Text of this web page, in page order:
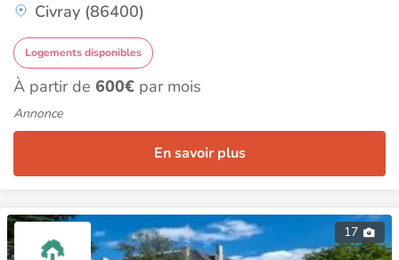
Civray (86400)
Logements disponibles
À partir de 600€ par mois
Annonce
En savoir plus
17